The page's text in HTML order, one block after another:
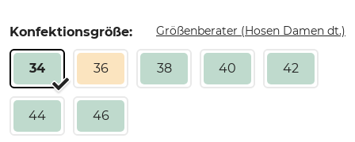
Konfektionsgröße: Größenberater (Hosen Damen dt.)
34 36 38 40 42
44 46